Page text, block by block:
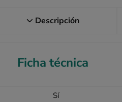
Descripción
Ficha técnica
Sí